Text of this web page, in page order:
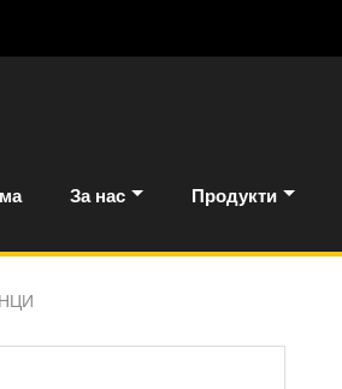
За нас Продукти